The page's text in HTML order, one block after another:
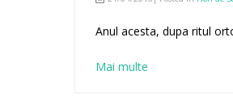
Anul acesta, dupa ritul
Mai multe